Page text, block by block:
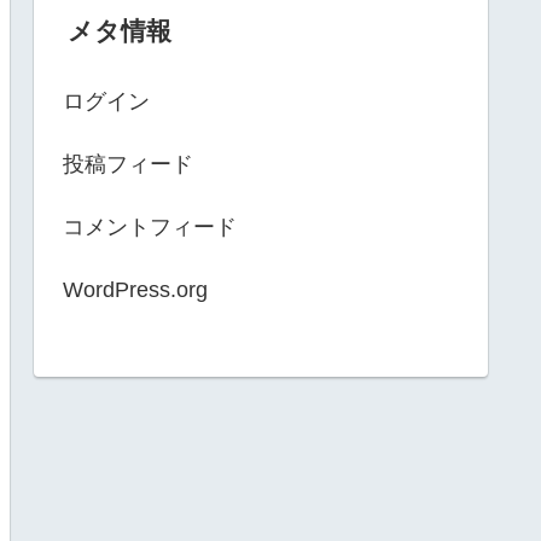
メタ情報
ログイン
投稿フィード
コメントフィード
WordPress.org